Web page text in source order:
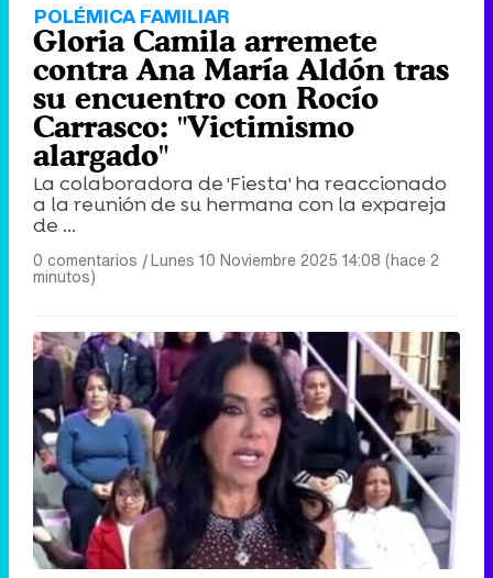
POLÉMICA FAMILIAR
Gloria Camila arremete
contra Ana María Aldón tras
su encuentro con Rocío
Carrasco: "Victimismo
alargado"
La colaboradora de 'Fiesta' ha reaccionado
a la reunión de su hermana con la expareja
de ...
0 comentarios |Lunes 10 Noviembre 2025 14:08 (hace 2
minutos)